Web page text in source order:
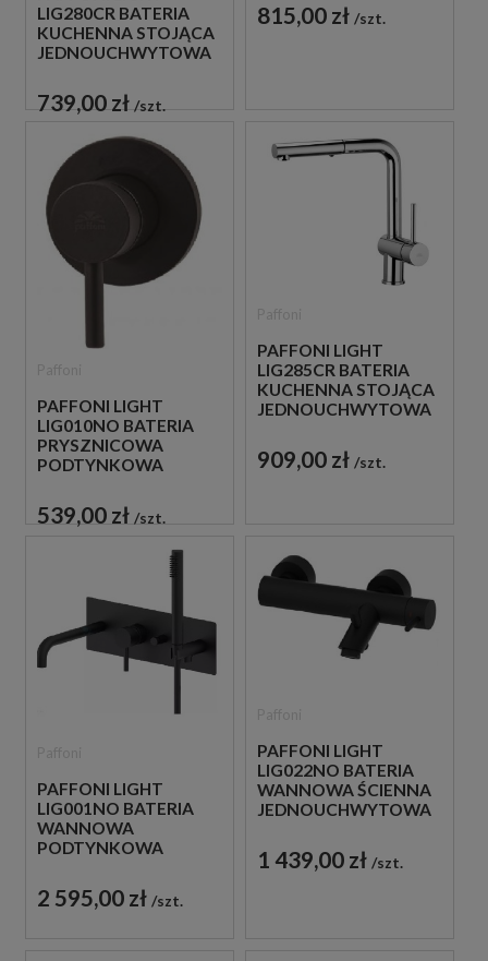
LIG280CR BATERIA
KUCHENNA STOJĄCA
JEDNOUCHWYTOWA
739,00 zł szt.
CZARNA
815,00 zł szt.
PAFFONI LIGHT
LIG010NO BATERIA
PRYSZNICOWA
PODTYNKOWA
CZARNA
539,00 zł szt.
PAFFONI LIGHT
LIG285CR BATERIA
KUCHENNA STOJĄCA
JEDNOUCHWYTOWA
909,00 zł szt.
PAFFONI LIGHT
LIG001NO BATERIA
WANNOWA
PODTYNKOWA
CZARNA
2 595,00 zł szt.
PAFFONI LIGHT
LIG022NO BATERIA
WANNOWA ŚCIENNA
JEDNOUCHWYTOWA
1 439,00 zł szt.